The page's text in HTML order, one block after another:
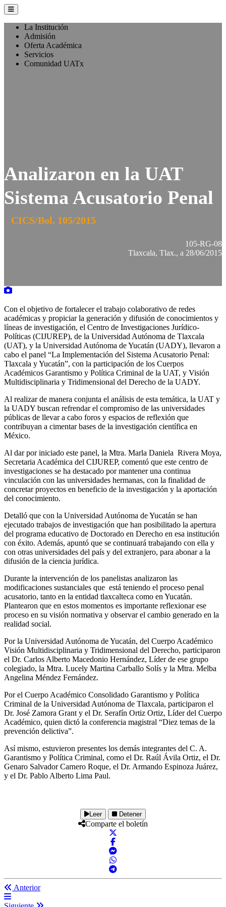
La Institución
Admisión
Oferta Académica
Servicios
Comunidad UATx
Analizaron en la UAT
Sistema Acusatorio Penal
CICS/Bol. 105/2015
105-RG-08
Tlaxcala, Tlax., a 28/06/2015
Con el objetivo de fortalecer el trabajo colaborativo de redes
académicas y propiciar la generación y difusión de conocimientos y
líneas de investigación, el Centro de Investigaciones Jurídico-
Políticas (CIJUREP), de la Universidad Autónoma de Tlaxcala
(UAT), y la Universidad Autónoma de Yucatán (UADY), llevaron a
cabo el panel “La Implementación del Sistema Acusatorio Penal:
Tlaxcala y Yucatán”, con la participación de los Cuerpos
Académicos Garantismo y Política Criminal de la UAT, y Visión
Multidisciplinaria y Tridimensional del Derecho de la UADY.
Al realizar de manera conjunta el análisis de esta temática, la UAT y
la UADY buscan refrendar el compromiso de las universidades
públicas de llevar a cabo foros y espacios de reflexión que
contribuyan a cimentar bases de la investigación científica en
México.
Al dar por iniciado este panel, la Mtra. Marla Daniela Rivera Moya,
Secretaria Académica del CIJUREP, comentó que este centro de
investigaciones se ha destacado por mantener una continua
vinculación con las universidades hermanas, con la finalidad de
concretar proyectos en beneficio de la investigación y la aportación
del conocimiento.
Detalló que con la Universidad Autónoma de Yucatán se han
ejecutado trabajos de investigación que han posibilitado la apertura
del programa educativo de Doctorado en Derecho en esa institución
con éxito. Además, apuntó que se continuará trabajando con ella y
con otras universidades del país y del extranjero, para abonar a la
difusión de la ciencia jurídica.
Durante la intervención de los panelistas analizaron las
modificaciones sustanciales que está teniendo el proceso penal
acusatorio, tanto en la entidad tlaxcalteca como en Yucatán.
Plantearon que en estos momentos es importante reflexionar ese
proceso en su visión normativa y observar el cambio generado en la
realidad social.
Por la Universidad Autónoma de Yucatán, del Cuerpo Académico
Visión Multidisciplinaria y Tridimensional del Derecho, participaron
el Dr. Carlos Alberto Macedonio Hernández, Líder de ese grupo
colegiado, la Mtra. Lucely Martina Carballo Solís y la Mtra. Melba
Angelina Méndez Fernández.
Por el Cuerpo Académico Consolidado Garantismo y Política
Criminal de la Universidad Autónoma de Tlaxcala, participaron el
Dr. José Zamora Grant y el Dr. Serafín Ortiz Ortiz, Líder del Cuerpo
Académico, quien dictó la conferencia magistral “Diez temas de la
prevención delictiva”.
Así mismo, estuvieron presentes los demás integrantes del C. A.
Garantismo y Política Criminal, como el Dr. Raúl Ávila Ortiz, el Dr.
Genaro Salvador Carnero Roque, el Dr. Armando Espinoza Juárez,
y el Dr. Pablo Alberto Lima Paul.
Leer Detener
Comparte el boletín
Anterior